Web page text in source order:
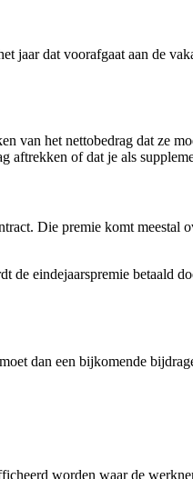
jaar dat voorafgaat aan de
van het nettobedrag dat ze
aftrekken of dat je als
Die premie komt meestal
eindejaarspremie betaald
dan een bijkomende
worden waar de